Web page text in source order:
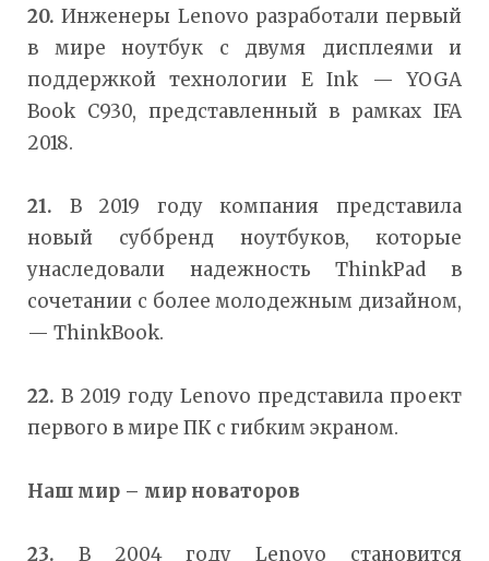
20. Инженеры Lenovo разработали первый
в мире ноутбук с двумя дисплеями и
поддержкой технологии E Ink — YOGA
Book C930, представленный в рамках IFA
2018.
21. В 2019 году компания представила
новый суббренд ноутбуков, которые
унаследовали надежность ThinkPad в
сочетании с более молодежным дизайном,
— ThinkBook.
22. В 2019 году Lenovo представила проект
первого в мире ПК с гибким экраном.
Наш мир – мир новаторов
23. В 2004 году Lenovo становится